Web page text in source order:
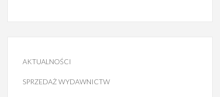
AKTUALNOŚCI
SPRZEDAŻ WYDAWNICTW